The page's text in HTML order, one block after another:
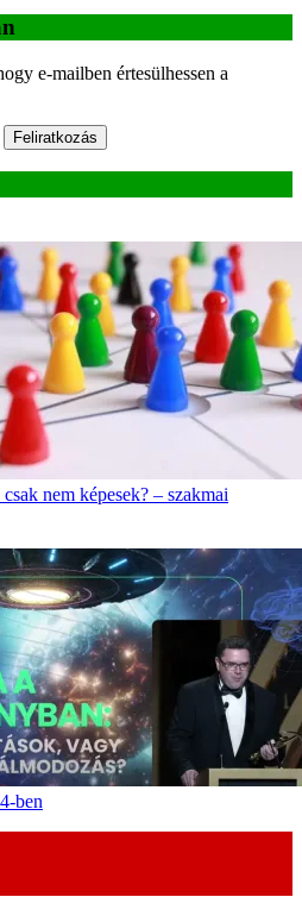
e-mailben értesülhessen a
Feliratkozás
nem képesek? – szakmai
ben